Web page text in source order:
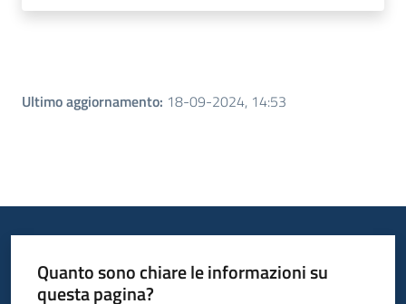
Ultimo aggiornamento: 18-09-2024, 14:53
Quanto sono chiare le informazioni su
questa pagina?